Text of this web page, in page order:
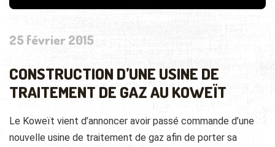
25 février 2015
CONSTRUCTION D’UNE USINE DE
TRAITEMENT DE GAZ AU KOWEÏT
Le Koweït vient d’annoncer avoir passé commande d’une
nouvelle usine de traitement de gaz afin de porter sa